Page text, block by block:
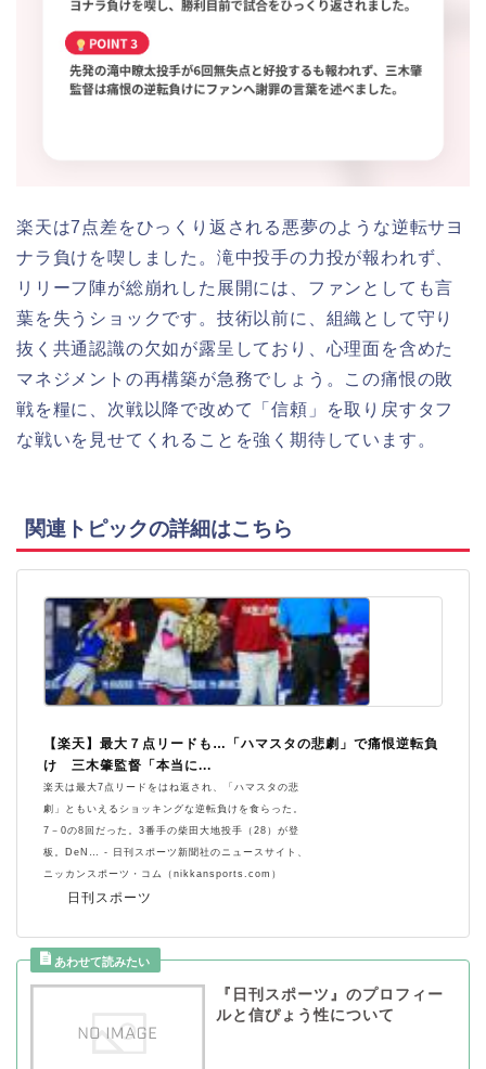
楽天は7点差をひっくり返される悪夢のような逆転サヨ
ナラ負けを喫しました。滝中投手の力投が報われず、
リリーフ陣が総崩れした展開には、ファンとしても言
葉を失うショックです。技術以前に、組織として守り
抜く共通認識の欠如が露呈しており、心理面を含めた
マネジメントの再構築が急務でしょう。この痛恨の敗
戦を糧に、次戦以降で改めて「信頼」を取り戻すタフ
な戦いを見せてくれることを強く期待しています。
関連トピックの詳細はこちら
日刊スポーツ
【楽天】最大７点リードも…「ハマスタの悲劇」で痛恨逆転負
け 三木肇監督「本当に...
楽天は最大7点リードをはね返され、「ハマスタの悲
劇」ともいえるショッキングな逆転負けを食らった。
7－0の8回だった。3番手の柴田大地投手（28）が登
板。DeN… - 日刊スポーツ新聞社のニュースサイト、
ニッカンスポーツ・コム（nikkansports.com）
『日刊スポーツ』のプロフィー
ルと信ぴょう性について